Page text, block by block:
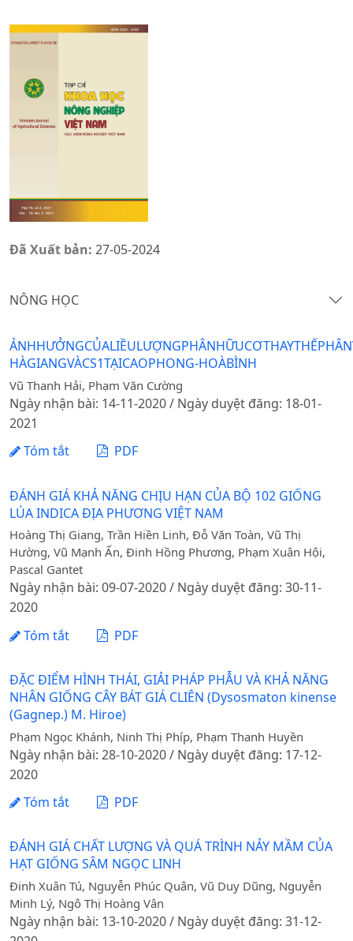
Đã Xuất bản: 27-05-2024
NÔNG HỌC
HÀGIANGVÀCS1TẠICAOPHONG-HOÀBÌNH
Vũ Thanh Hải, Phạm Văn Cường
Ngày nhận bài: 14-11-2020 / Ngày duyệt đăng: 18-01-
2021
Tóm tắt
PDF
ĐÁNH GIÁ KHẢ NĂNG CHỊU HẠN CỦA BỘ 102 GIỐNG
LÚA INDICA ĐỊA PHƯƠNG VIỆT NAM
Hoàng Thị Giang, Trần Hiền Linh, Đỗ Văn Toàn, Vũ Thị
Hường, Vũ Mạnh Ấn, Đinh Hồng Phương, Phạm Xuân Hội,
Pascal Gantet
Ngày nhận bài: 09-07-2020 / Ngày duyệt đăng: 30-11-
2020
Tóm tắt
PDF
ĐẶC ĐIỂM HÌNH THÁI, GIẢI PHÁP PHẪU VÀ KHẢ NĂNG
NHÂN GIỐNG CÂY BÁT GIÁ CLIÊN (Dysosmaton kinense
(Gagnep.) M. Hiroe)
Phạm Ngọc Khánh, Ninh Thị Phíp, Phạm Thanh Huyền
Ngày nhận bài: 28-10-2020 / Ngày duyệt đăng: 17-12-
2020
Tóm tắt
PDF
ĐÁNH GIÁ CHẤT LƯỢNG VÀ QUÁ TRÌNH NẢY MẦM CỦA
HẠT GIỐNG SÂM NGỌC LINH
Đinh Xuân Tú, Nguyễn Phúc Quân, Vũ Duy Dũng, Nguyễn
Minh Lý, Ngô Thị Hoàng Vân
Ngày nhận bài: 13-10-2020 / Ngày duyệt đăng: 31-12-